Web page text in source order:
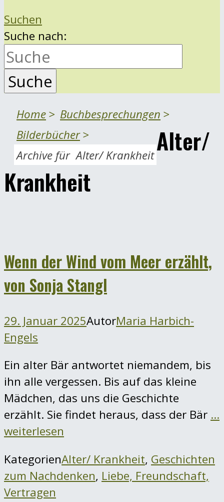
Suchen
Suche nach:
Home> Buchbesprechungen >
Bilderbücher>
Archive fürAlter/ KrankheitAlter/
Krankheit
Wenn der Wind vom Meer erzählt,
von Sonja Stangl
29. Januar 2025AutorMaria Harbich-
Engels
Ein alter Bär antwortet niemandem, bis
ihn alle vergessen. Bis auf das kleine
Mädchen, das uns die Geschichte
erzählt. Sie findet heraus, dass der Bär …
weiterlesen
KategorienAlter/ Krankheit, Geschichten
zum Nachdenken, Liebe, Freundschaft,
Vertragen